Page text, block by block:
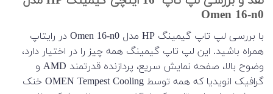
Omen 16-n0
با بررسی لپ تاپ گیمینگ HP مدل Omen 16-n0 در رایتاپ
همراه باشید. این لپ تاپ گیمینگ همه چیز را در اختیار دارد،
وضوح بالا، صفحه نمایش سریع، پردازنده قدرتمند AMD و
گرافیک انویدیا که همه توسط OMEN Tempest Cooling خنک